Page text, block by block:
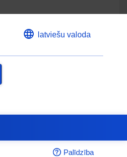
latviešu valoda
Palīdzība